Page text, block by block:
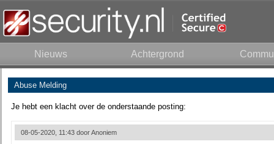
Nieuws Achtergrond
Abuse Melding
Je hebt een klacht over de onderstaande posting:
08-05-2020, 11:43 doorAnoniem